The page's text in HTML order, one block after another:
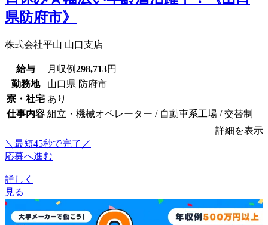
県防府市》
株式会社平山 山口支店
給与 月収例298,713円
勤務地
山口県 防府市
寮・社宅 あり
仕事内容 組立・機械オペレーター / 自動車系工場 / 交替制
詳細を表示
＼最短45秒で完了／
応募へ進む
詳しく
見る